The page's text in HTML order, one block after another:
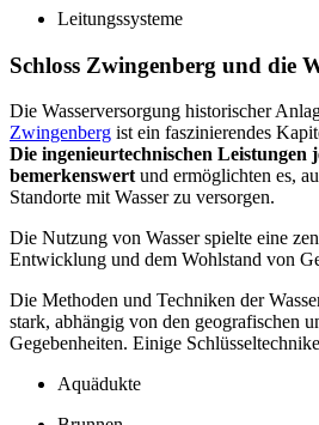
Leitungssysteme
Schloss Zwingenberg und die
Die Wasserversorgung historischer
Zwingenberg ist ein faszinierendes
Die ingenieurtechnischen Leistungen
bemerkenswertund ermöglichten es,
Standorte mit Wasser zu versorgen.
Die Nutzung von Wasser spielte eine
Entwicklung und dem Wohlstand von
Die Methoden und Techniken der
stark, abhängig von den geografischen
Gegebenheiten. Einige
Aquädukte